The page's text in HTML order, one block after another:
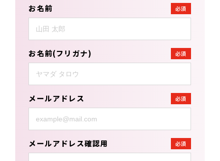
お名前 必須
お名前(フリガナ) 必須
メールアドレス 必須
メールアドレス確認用 必須